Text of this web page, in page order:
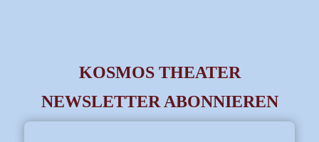
KOSMOS THEATER
NEWSLETTER ABONNIEREN